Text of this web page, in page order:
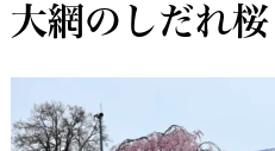
大網のしだれ